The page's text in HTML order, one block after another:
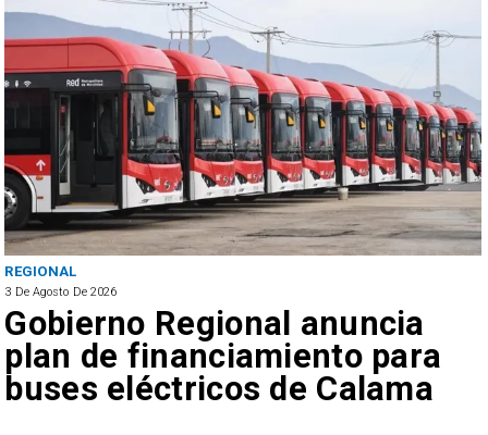
REGIONAL
3 De Agosto De 2026
Gobierno Regional anuncia
plan de financiamiento para
buses eléctricos de Calama